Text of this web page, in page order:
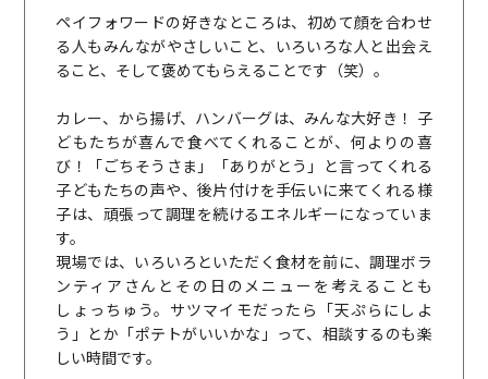
ペイフォワードの好きなところは、初めて顔を合わせ
る人もみんながやさしいこと、いろいろな人と出会え
ること、そして褒めてもらえることです（笑）。
カレー、から揚げ、ハンバーグは、みんな大好き！ 子
どもたちが喜んで食べてくれることが、何よりの喜
び！「ごちそうさま」「ありがとう」と言ってくれる
子どもたちの声や、後片付けを手伝いに来てくれる様
子は、頑張って調理を続けるエネルギーになっていま
す。
現場では、いろいろといただく食材を前に、調理ボラ
ンティアさんとその日のメニューを考えることも
しょっちゅう。サツマイモだったら「天ぷらにしよ
う」とか「ポテトがいいかな」って、相談するのも楽
しい時間です。